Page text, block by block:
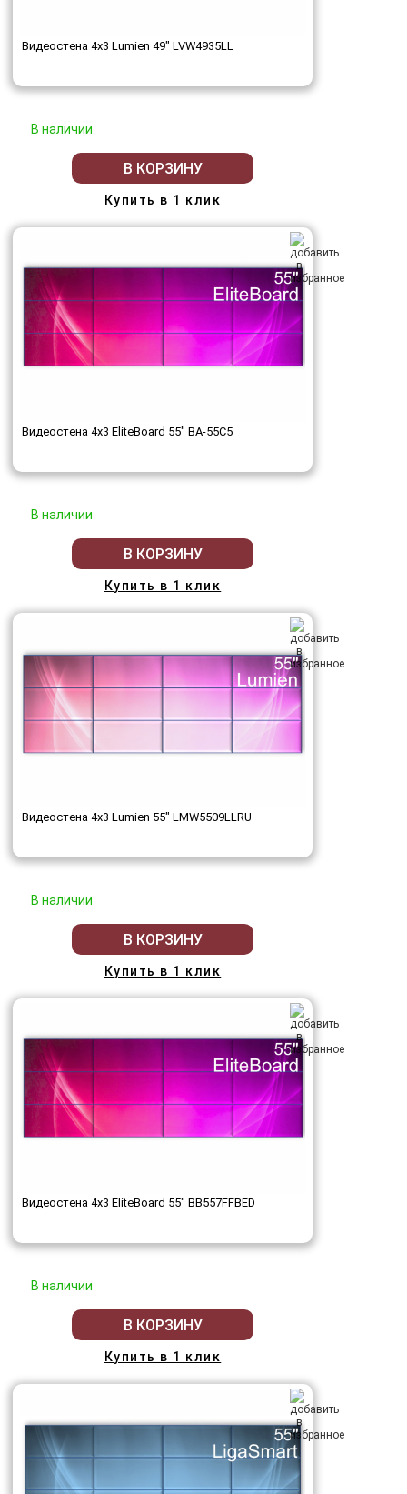
Видеостена 4x3 Lumien 49" LVW4935LL
В наличии
В КОРЗИНУ
Купить в 1 клик
Видеостена 4x3 EliteBoard 55" BA-55C5
В наличии
В КОРЗИНУ
Купить в 1 клик
Видеостена 4x3 Lumien 55" LMW5509LLRU
В наличии
В КОРЗИНУ
Купить в 1 клик
Видеостена 4x3 EliteBoard 55" BB557FFBED
В наличии
В КОРЗИНУ
Купить в 1 клик